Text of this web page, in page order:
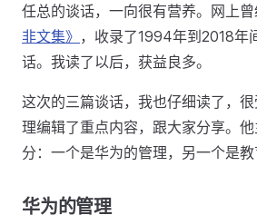
任总的谈话，一向很有营养。网上
非文集》 ，收录了1994年到2018年
话。我读了以后，获益良多。
这次的三篇谈话，我也仔细读了，
理编辑了重点内容，跟大家分享。
分：一个是华为的管理，另一个是教
华为的管理